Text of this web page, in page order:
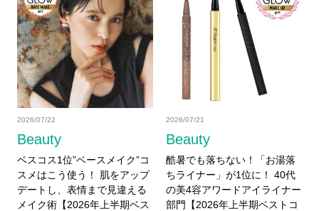
Beauty
2026/07/22
ベスコス1位”ベースメイク”コ
スメはこう使う！ 肌をアップ
デートし、表情まで見違える
メイク術【2026年上半期ベス
Beauty
2026/07/21
酷暑でも落ちない！「お湯落
ちライナー」が1位に！ 40代
の美4容アワードアイライナー
部門【2026年上半期ベストコ